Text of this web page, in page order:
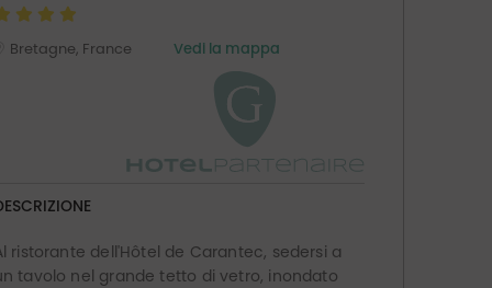
Bretagne, France Vedi la mappa
ristorante dell'Hôtel de Carantec, sedersi a
tavolo nel grande tetto di vetro, inondato